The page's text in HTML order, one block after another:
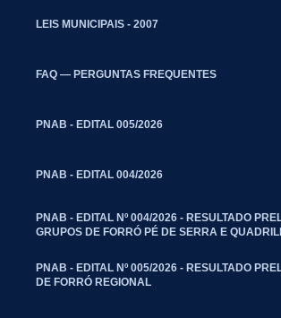
LEIS MUNICIPAIS - 2007
FAQ — PERGUNTAS FREQUENTES
PNAB - EDITAL 005/2026
PNAB - EDITAL 004/2026
PNAB - EDITAL Nº 004/2026 - RESULTADO
GRUPOS DE FORRÓ PÉ DE SERRA E
PNAB - EDITAL Nº 005/2026 - RESULTADO
DE FORRÓ REGIONAL